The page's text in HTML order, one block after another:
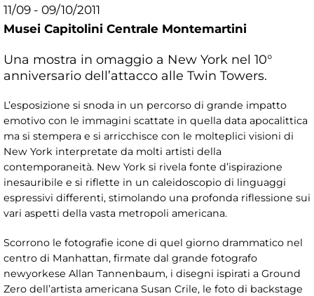
11/09 - 09/10/2011
Musei Capitolini Centrale Montemartini
Una mostra in omaggio a New York nel 10°
anniversario dell’attacco alle Twin Towers.
L’esposizione si snoda in un percorso di grande impatto
emotivo con le immagini scattate in quella data apocalittica
ma si stempera e si arricchisce con le molteplici visioni di
New York interpretate da molti artisti della
contemporaneità. New York si rivela fonte d’ispirazione
inesauribile e si riflette in un caleidoscopio di linguaggi
espressivi differenti, stimolando una profonda riflessione sui
vari aspetti della vasta metropoli americana.
Scorrono le fotografie icone di quel giorno drammatico nel
centro di Manhattan, firmate dal grande fotografo
newyorkese Allan Tannenbaum, i disegni ispirati a Ground
Zero dell’artista americana Susan Crile, le foto di backstage